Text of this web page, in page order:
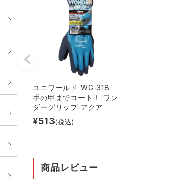
ユニワールド WG-318
手の甲までコート！ ワン
ダーグリップ アクア
¥513(税込)
商品レビュー